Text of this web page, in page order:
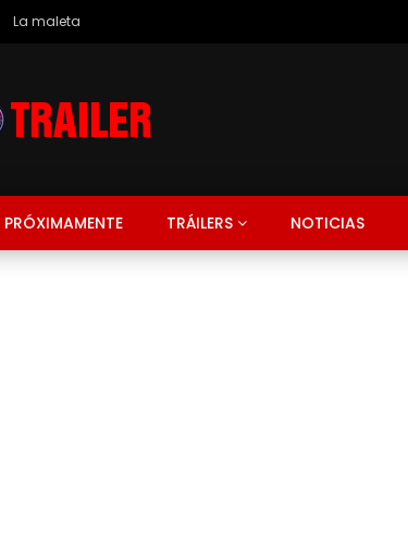
La maleta
PRÓXIMAMENTE TRÁILERS NOTICIAS